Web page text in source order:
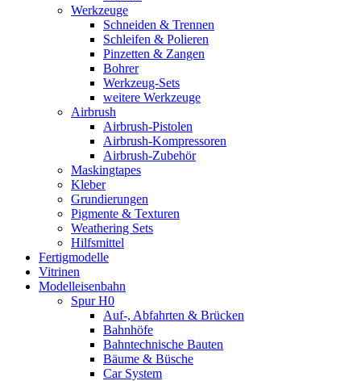
Werkzeuge
Schneiden & Trennen
Schleifen & Polieren
Pinzetten & Zangen
Bohrer
Werkzeug-Sets
weitere Werkzeuge
Airbrush
Airbrush-Pistolen
Airbrush-Kompressoren
Airbrush-Zubehör
Maskingtapes
Kleber
Grundierungen
Pigmente & Texturen
Weathering Sets
Hilfsmittel
Fertigmodelle
Vitrinen
Modelleisenbahn
Spur H0
Auf-, Abfahrten & Brücken
Bahnhöfe
Bahntechnische Bauten
Bäume & Büsche
Car System